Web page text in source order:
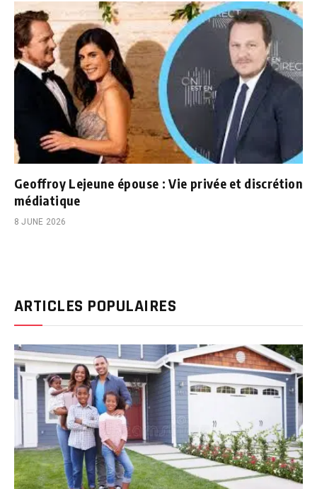
Geoffroy Lejeune épouse : Vie privée et discrétion
médiatique
8 JUNE 2026
ARTICLES POPULAIRES